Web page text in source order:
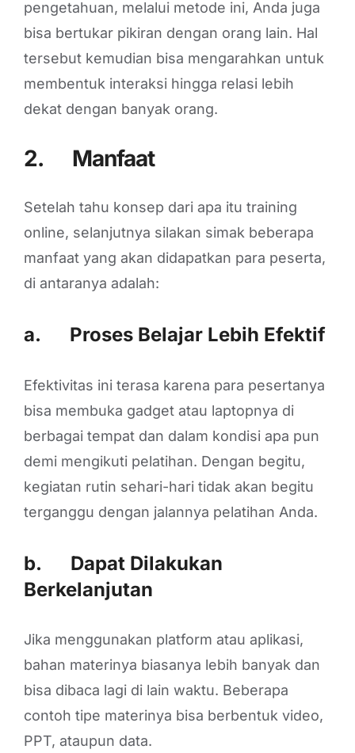
pengetahuan, melalui metode ini, Anda juga
bisa bertukar pikiran dengan orang lain. Hal
tersebut kemudian bisa mengarahkan untuk
membentuk interaksi hingga relasi lebih
dekat dengan banyak orang.
2. Manfaat
Setelah tahu konsep dari apa itu training
online, selanjutnya silakan simak beberapa
manfaat yang akan didapatkan para peserta,
di antaranya adalah:
a. Proses Belajar Lebih Efektif
Efektivitas ini terasa karena para pesertanya
bisa membuka gadget atau laptopnya di
berbagai tempat dan dalam kondisi apa pun
demi mengikuti pelatihan. Dengan begitu,
kegiatan rutin sehari-hari tidak akan begitu
terganggu dengan jalannya pelatihan Anda.
b. Dapat Dilakukan
Berkelanjutan
Jika menggunakan platform atau aplikasi,
bahan materinya biasanya lebih banyak dan
bisa dibaca lagi di lain waktu. Beberapa
contoh tipe materinya bisa berbentuk video,
PPT, ataupun data.